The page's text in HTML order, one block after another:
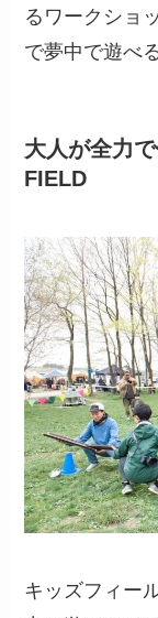
るワークショ
で夢中で遊べ
大人が全力
FIELD
キッズフィー